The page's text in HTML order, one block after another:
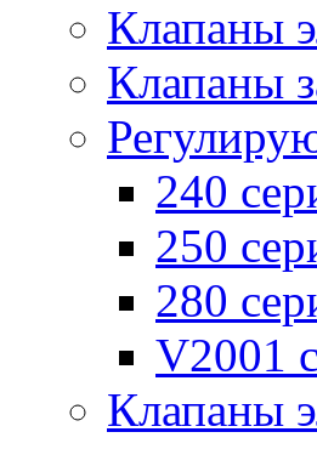
Клапаны
Клапаны
240
250
280
V2001
Клапаны